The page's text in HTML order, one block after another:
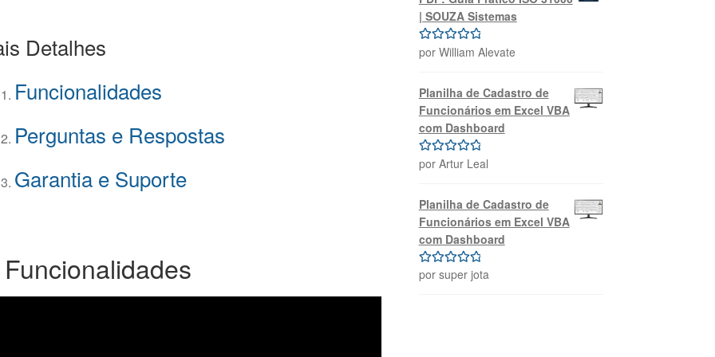
Detalhes
Funcionalidades
Perguntas e Respostas
Garantia e Suporte
| SOUZA Sistemas
Avaliação5
por William Alevate
Planilha de Cadastro de
Funcionários em Excel VBA
com Dashboard
Avaliação 5
por Artur Leal
Planilha de Cadastro de
Funcionários em Excel VBA
com Dashboard
Avaliação5
por super jota